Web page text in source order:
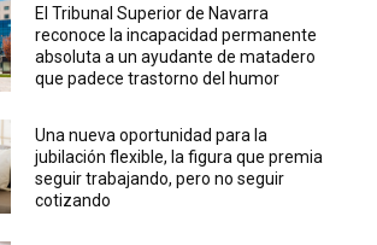
El Tribunal Superior de Navarra
reconoce la incapacidad permanente
absoluta a un ayudante de matadero
que padece trastorno del humor
Una nueva oportunidad para la
jubilación flexible, la figura que premia
seguir trabajando, pero no seguir
cotizando